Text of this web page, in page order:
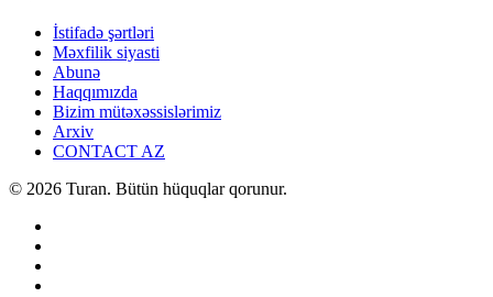
İstifadə şərtləri
Məxfilik siyasti
Abunə
Haqqımızda
Bizim mütəxəssislərimiz
Arxiv
CONTACT AZ
© 2026 Turan. Bütün hüquqlar qorunur.